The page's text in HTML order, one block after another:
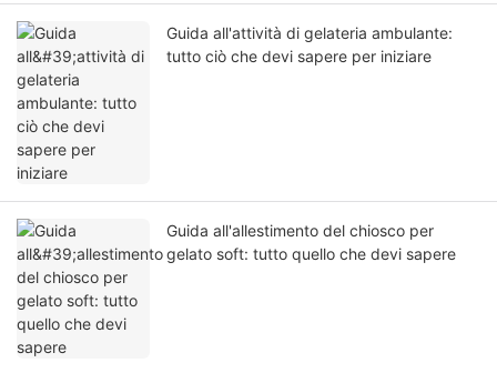
Guida all'attività di gelateria ambulante:
tutto ciò che devi sapere per iniziare
Guida all'allestimento del chiosco per
gelato soft: tutto quello che devi sapere